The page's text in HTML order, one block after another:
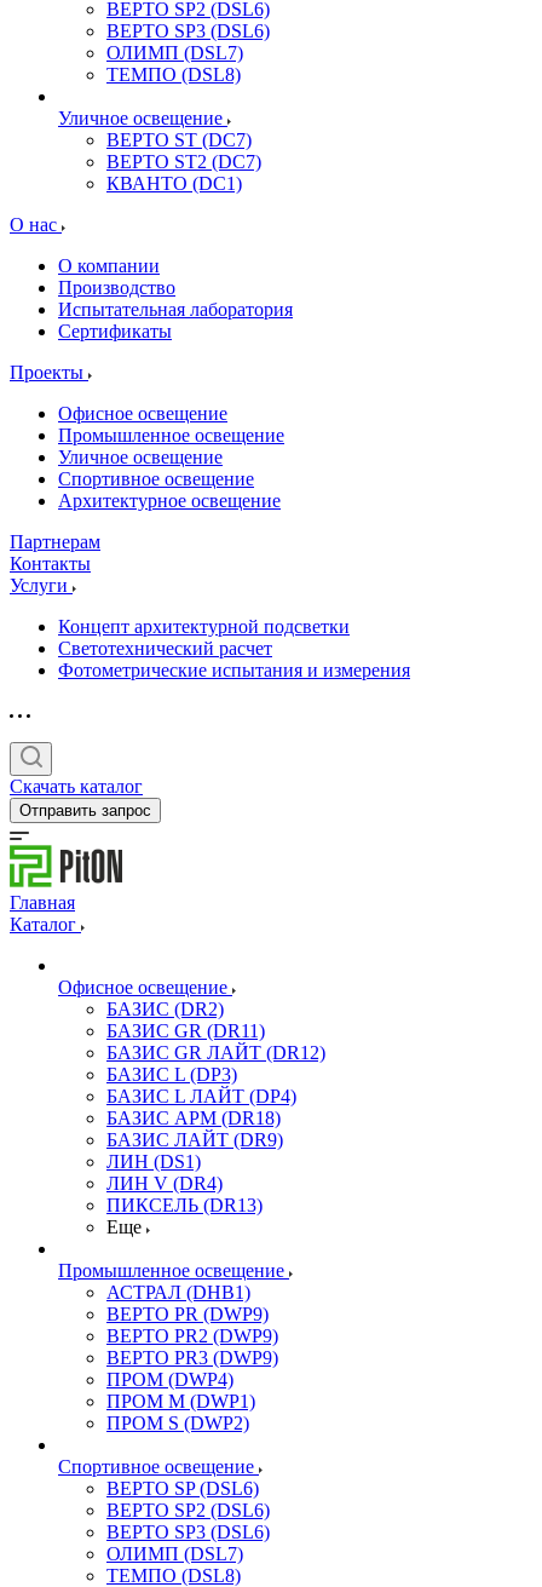
ВЕРТО SP2 (DSL6)
ВЕРТО SP3 (DSL6)
ОЛИМП (DSL7)
ТЕМПО (DSL8)
Уличное освещение
ВЕРТО ST (DC7)
ВЕРТО ST2 (DC7)
КВАНТО (DC1)
О нас
О компании
Производство
Испытательная лаборатория
Сертификаты
Проекты
Офисное освещение
Промышленное освещение
Уличное освещение
Спортивное освещение
Архитектурное освещение
Партнерам
Контакты
Услуги
Концепт архитектурной подсветки
Светотехнический расчет
Фотометрические испытания и измерения
Скачать каталог
Отправить запрос
Главная
Каталог
Офисное освещение
БАЗИС (DR2)
БАЗИС GR (DR11)
БАЗИС GR ЛАЙТ (DR12)
БАЗИС L (DP3)
БАЗИС L ЛАЙТ (DP4)
БАЗИС АРМ (DR18)
БАЗИС ЛАЙТ (DR9)
ЛИН (DS1)
ЛИН V (DR4)
ПИКСЕЛЬ (DR13)
Еще
Промышленное освещение
АСТРАЛ (DHB1)
ВЕРТО PR (DWP9)
ВЕРТО PR2 (DWP9)
ВЕРТО PR3 (DWP9)
ПРОМ (DWP4)
ПРОМ M (DWP1)
ПРОМ S (DWP2)
Спортивное освещение
ВЕРТО SP (DSL6)
ВЕРТО SP2 (DSL6)
ВЕРТО SP3 (DSL6)
ОЛИМП (DSL7)
ТЕМПО (DSL8)